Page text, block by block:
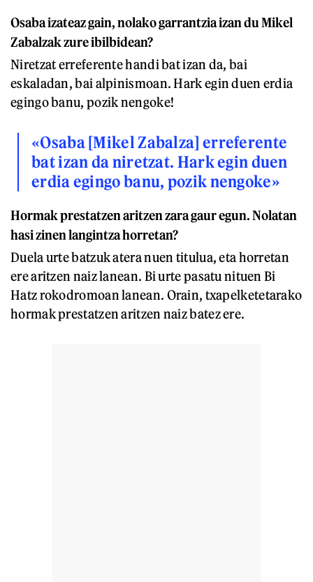
Osaba izateaz gain, nolako garrantzia izan du Mikel
Zabalzak zure ibilbidean?
Niretzat erreferente handi bat izan da, bai
eskaladan, bai alpinismoan. Hark egin duen erdia
egingo banu, pozik nengoke!
«Osaba [Mikel Zabalza] erreferente
bat izan da niretzat. Hark egin duen
erdia egingo banu, pozik nengoke»
Hormak prestatzen aritzen zara gaur egun. Nolatan
hasi zinen langintza horretan?
Duela urte batzuk atera nuen titulua, eta horretan
ere aritzen naiz lanean. Bi urte pasatu nituen Bi
Hatz rokodromoan lanean. Orain, txapelketetarako
hormak prestatzen aritzen naiz batez ere.